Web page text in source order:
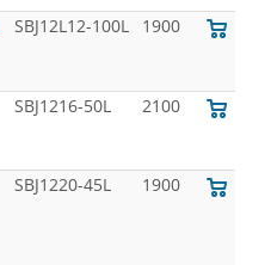
SBJ12L12-100L 1900
SBJ1216-50L 2100
SBJ1220-45L 1900